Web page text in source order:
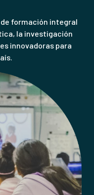
de formación integral
la investigación
innovadoras para